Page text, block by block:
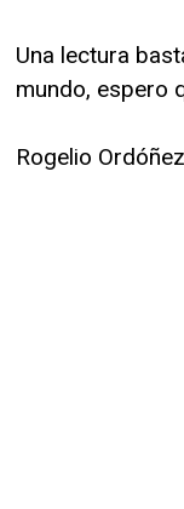
Una lectura
mundo, espero
Rogelio